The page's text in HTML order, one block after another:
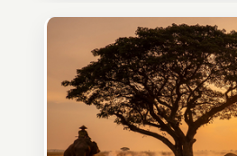
особенное. Не
масштабное, но тёплое
и запоминающееся :)